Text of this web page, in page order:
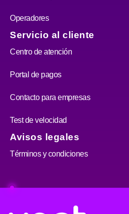
Operadores
Servicio al cliente
Centro de atención
Portal de pagos
Contacto para empresas
Test de velocidad
Avisos legales
Términos y condiciones